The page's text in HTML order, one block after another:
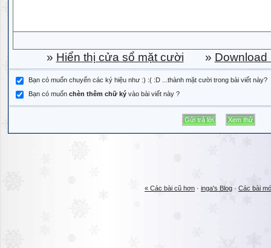
» Hiển thị cửa sổ mặt cười » Download
Bạn có muốn chuyển các ký hiệu như :) :( :D ...thành mặt cười trong bài viết này?
Bạn có muốn chèn thêm chữ ký vào bài viết này ?
« Các bài cũ hơn · inga's Blog · Các bài